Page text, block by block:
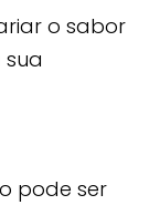
o sabor
sua
pode ser